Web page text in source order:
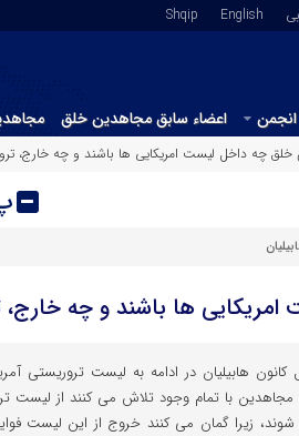
English
Shqip
انجمن اعضاء سابق مجاهدین خلق
چه داخل لیست امریکایی ها باشند و چه خارج،
ها باشند و چه خارج،
کانون هابیلیان در ادامه به لیست تروریستی
با تمام وجود تلاش می کنند از لیست
زیرا گمان می کنند خروج از این لیست